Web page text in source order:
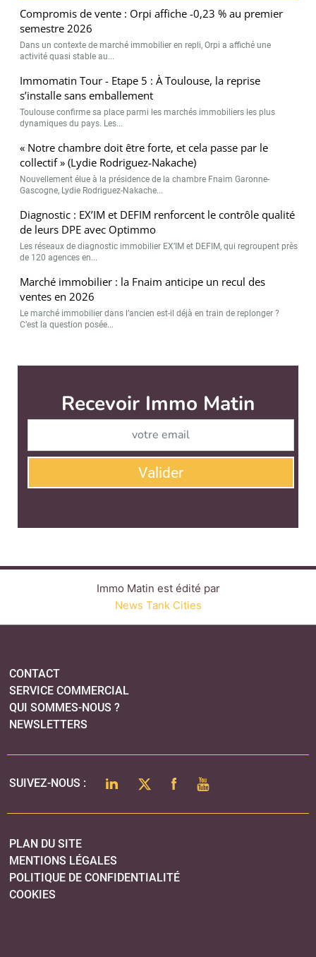
Compromis de vente : Orpi affiche -0,23 % au premier
semestre 2026
Dans un contexte de marché immobilier en repli, Orpi a affiché une
activité quasi stable au...
Immomatin Tour - Etape 5 : À Toulouse, la reprise
s’installe sans emballement
Toulouse confirme sa place parmi les marchés immobiliers les plus
dynamiques du pays. Les...
« Notre chambre doit être forte, et cela passe par le
collectif » (Lydie Rodriguez-Nakache)
Nouvellement élue à la présidence de la chambre Fnaim Garonne-
Gascogne, Lydie Rodriguez-Nakache...
Diagnostic : EX’IM et DEFIM renforcent le contrôle qualité
de leurs DPE avec Optimmo
Les réseaux de diagnostic immobilier EX’IM et DEFIM, qui regroupent près
de 120 agences en...
Marché immobilier : la Fnaim anticipe un recul des
ventes en 2026
Le marché immobilier dans l’ancien est-il déjà en train de replonger ?
C’est la question posée...
Recevoir Immo Matin
Valider
Immo Matin est édité par
News Tank Cities
CONTACT
SERVICE COMMERCIAL
QUI SOMMES-NOUS ?
NEWSLETTERS
SUIVEZ-NOUS : LINKEDINTWITTERFACEBOOK
YOUTUBE
PLAN DU SITE
MENTIONS LÉGALES
POLITIQUE DE CONFIDENTIALITÉ
COOKIES